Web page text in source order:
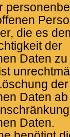
die es
der
Daten
der
Daten
Daten.